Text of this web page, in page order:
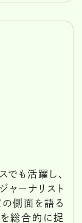
も活躍し、
ーナリスト
の側面を語る
を総合的に捉